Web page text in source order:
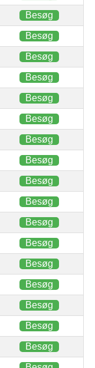
Besøg
Besøg
Besøg
Besøg
Besøg
Besøg
Besøg
Besøg
Besøg
Besøg
Besøg
Besøg
Besøg
Besøg
Besøg
Besøg
Besøg